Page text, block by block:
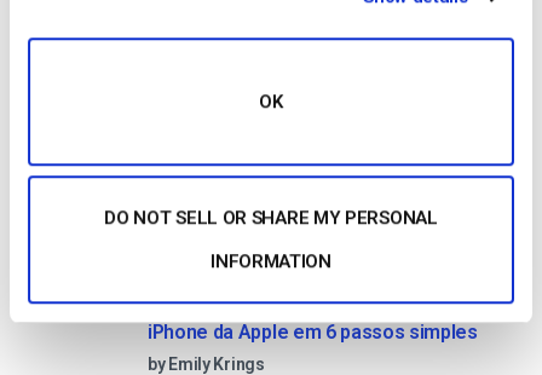
OK
DO NOT SELL OR SHARE MY PERSONAL
INFORMATION
Search
Recent
Como transmitir em direto a partir de um
iPhone da Apple em 6 passos simples
by Emily Krings